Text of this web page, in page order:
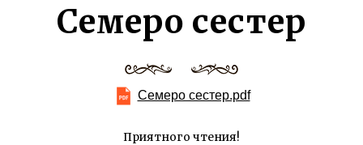
Семеро сестер
Семеро сестер.pdf
Приятного чтения!